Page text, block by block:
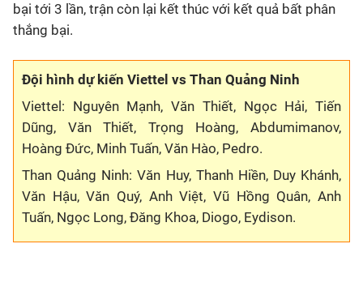
bại tới 3 lần, trận còn lại kết thúc với kết quả bất phân
thắng bại.
Đội hình dự kiến Viettel vs Than Quảng Ninh
Viettel: Nguyên Mạnh, Văn Thiết, Ngọc Hải, Tiến
Dũng, Văn Thiết, Trọng Hoàng, Abdumimanov,
Hoàng Đức, Minh Tuấn, Văn Hào, Pedro.
Than Quảng Ninh: Văn Huy, Thanh Hiền, Duy Khánh,
Văn Hậu, Văn Quý, Anh Việt, Vũ Hồng Quân, Anh
Tuấn, Ngọc Long, Đăng Khoa, Diogo, Eydison.